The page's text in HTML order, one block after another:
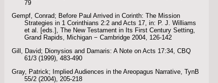
79
Gempf, Conrad; Before Paul Arrived in Corinth: The Mission
Strategies in 1 Corinthians 2:2 and Acts 17, in: P. J. Williams
et al. [eds.], The New Testament in Its First Century Setting,
Grand Rapids, Michigan − Cambridge 2004, 126-142
Gill, David; Dionysios and Damaris: A Note on Acts 17:34, CBQ
61/3 (1999), 483-490
Gray, Patrick; Implied Audiences in the Areopagus Narrative, TynB
55/2 (2004), 205-218